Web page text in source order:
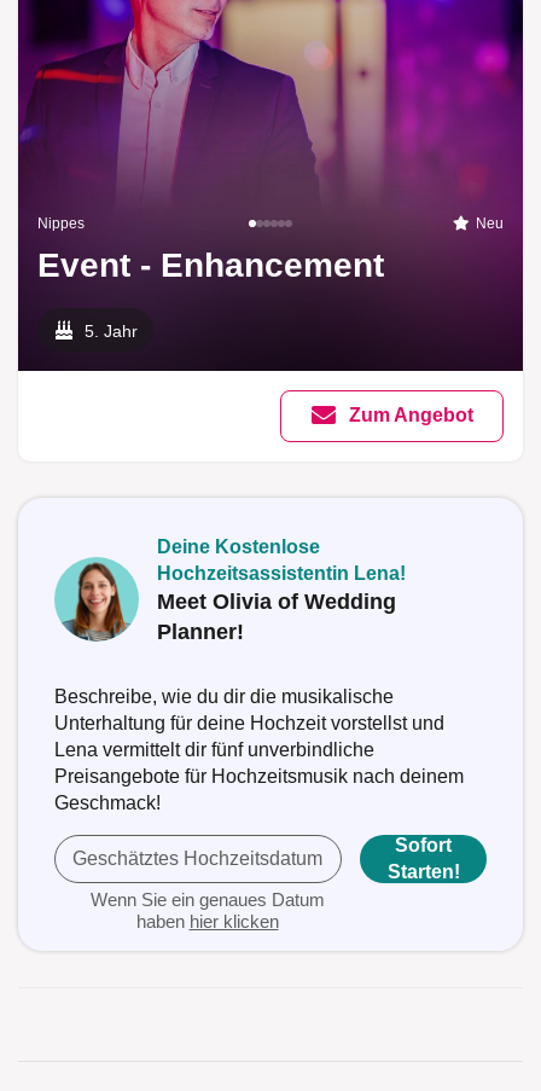
Nippes Neu
Event - Enhancement
5. Jahr
Zum Angebot
Deine Kostenlose
Hochzeitsassistentin Lena!
Meet Olivia of Wedding
Planner!
Beschreibe, wie du dir die musikalische
Unterhaltung für deine Hochzeit vorstellst und
Lena vermittelt dir fünf unverbindliche
Preisangebote für Hochzeitsmusik nach deinem
Geschmack!
Geschätztes Hochzeitsdatum
Wenn Sie ein genaues Datum
haben hier klicken
Sofort
Starten!